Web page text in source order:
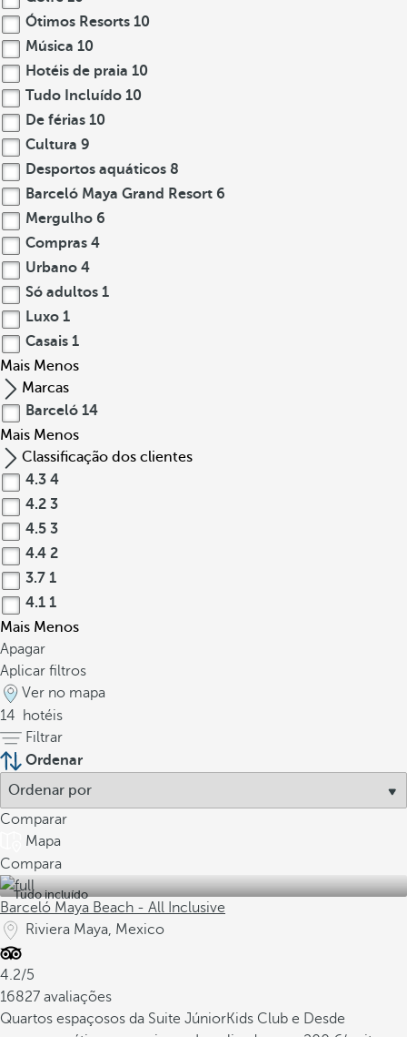
Ótimos Resorts 10
Música 10
Hotéis de praia 10
Tudo Incluído 10
De férias 10
Cultura 9
Desportos aquáticos 8
Barceló Maya Grand Resort 6
Mergulho 6
Compras 4
Urbano 4
Só adultos 1
Luxo 1
Casais 1
Mais Menos
Marcas
Barceló 14
Mais Menos
Classificação dos clientes
4.3 4
4.2 3
4.5 3
4.4 2
3.7 1
4.1 1
Mais Menos
Apagar
Aplicar filtros
Ver no mapa
14
hotéis
Filtrar
Ordenar
Comparar
Mapa
Compara
Tudo incluído
Barceló Maya Beach - All Inclusive
Riviera Maya, Mexico
4.2/5
16827 avaliações
Quartos espaçosos da Suite JúniorKids Club e Desde